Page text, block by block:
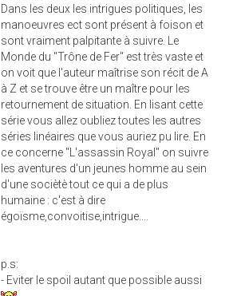
Dans les deux les intrigues politiques, les
manoeuvres ect sont présent à foison et
sont vraiment palpitante à suivre. Le
Monde du "Trône de Fer" est très vaste et
on voit que l'auteur maîtrise son récit de A
à Z et se trouve être un maître pour les
retournement de situation. En lisant cette
série vous allez oubliez toutes les autres
séries linéaires que vous auriez pu lire. En
ce concerne "L'assassin Royal" on suivre
les aventures d'un jeunes homme au sein
d'une sociètè tout ce qui a de plus
humaine : c'est à dire
égoïsme,convoitise,intrigue....
p.s:
- Eviter le spoil autant que possible aussi